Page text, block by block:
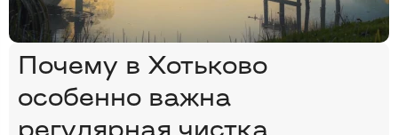
Почему в Хотьково
особенно важна